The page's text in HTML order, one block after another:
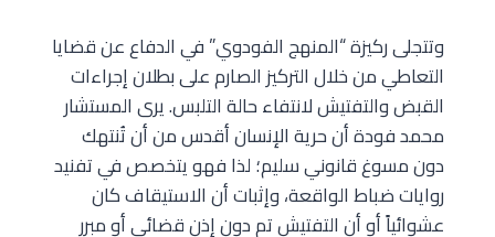
وتتجلى ركيزة “المنهج الفودوي” في الدفاع عن قضايا
التعاطي من خلال التركيز الصارم على بطلان إجراءات
القبض والتفتيش لانتفاء حالة التلبس. يرى المستشار
محمد فودة أن حرية الإنسان أقدس من أن تُنتهك
دون مسوغ قانوني سليم؛ لذا فهو يتخصص في تفنيد
روايات ضباط الواقعة، وإثبات أن الاستيقاف كان
عشوائياً أو أن التفتيش تم دون إذن قضائي أو مبرر